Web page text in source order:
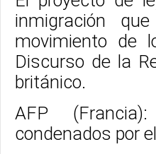
inmigración
movimiento de
Discurso de la
británico.
AFP
condenados por